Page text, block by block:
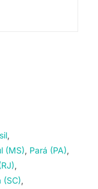
(MS) Pará (PA)
(SC)